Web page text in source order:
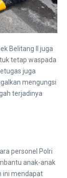
Belitang II juga
tetap waspada
juga
mengungsi
terjadinya
personel Polri
anak-anak
ini mendapat